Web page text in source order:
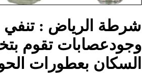
شرطة الرياض : تنفي
وجودعصابات تقوم
السكان بعطورات